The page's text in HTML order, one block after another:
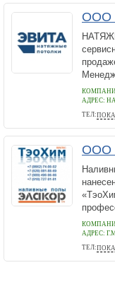
ООО
АДРЕС:
ТЕЛ:+7
ООО
АДРЕС:
ТЕЛ:+7